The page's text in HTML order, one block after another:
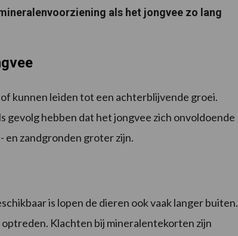
als het jongvee zo lang
kunnen leiden tot een achterblijvende groei.
gevolg hebben dat het jongvee zich onvoldoende
en zandgronden groter zijn.
is lopen de dieren ook vaak langer buiten.
Klachten bij mineralentekorten zijn